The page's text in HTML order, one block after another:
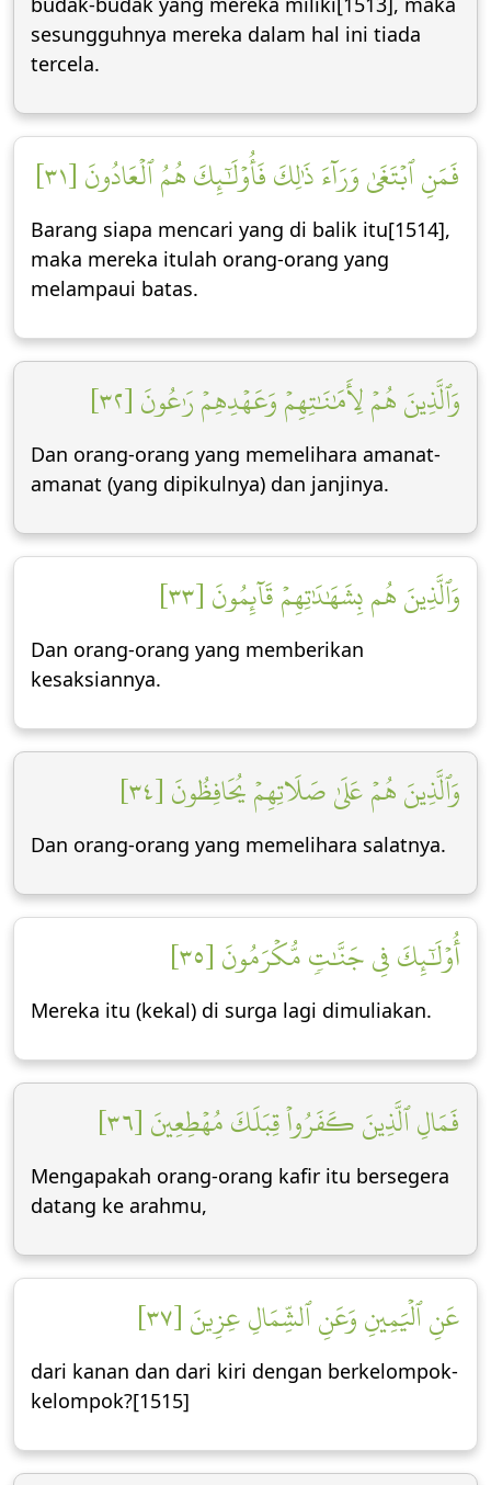
sesungguhnya mereka dalam hal ini tiada
tercela.
فَمَنِ ٱبۡتَغَىٰ وَرَآءَ ذَٰلِكَ فَأُوْلَٰٓئِكَ هُمُ ٱلۡعَادُونَ [٣١]
Barang siapa mencari yang di balik itu[1514],
maka mereka itulah orang-orang yang
melampaui batas.
وَٱلَّذِينَ هُمۡ لِأَمَٰنَٰتِهِمۡ وَعَهۡدِهِمۡ رَٰعُونَ [٣٢]
Dan orang-orang yang memelihara amanat-
amanat (yang dipikulnya) dan janjinya.
وَٱلَّذِينَ هُم بِشَهَٰدَٰتِهِمۡ قَآئِمُونَ [٣٣]
Dan orang-orang yang memberikan
kesaksiannya.
وَٱلَّذِينَ هُمۡ عَلَىٰ صَلَاتِهِمۡ يُحَافِظُونَ [٣٤]
Dan orang-orang yang memelihara salatnya.
أُوْلَٰٓئِكَ فِي جَنَّٰتٖ مُّكۡرَمُونَ [٣٥]
Mereka itu (kekal) di surga lagi dimuliakan.
فَمَالِ ٱلَّذِينَ كَفَرُواْ قِبَلَكَ مُهۡطِعِينَ [٣٦]
Mengapakah orang-orang kafir itu bersegera
datang ke arahmu,
عَنِ ٱلۡيَمِينِ وَعَنِ ٱلشِّمَالِ عِزِينَ [٣٧]
dari kanan dan dari kiri dengan berkelompok-
kelompok?[1515]